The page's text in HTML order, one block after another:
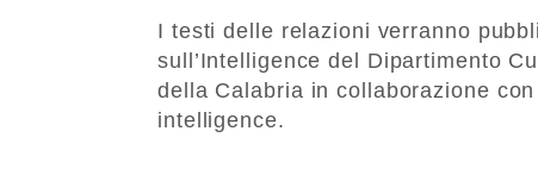
I testi delle relazioni verranno
sull’Intelligence del Dipartimento
della Calabria in collaborazione
intelligence.